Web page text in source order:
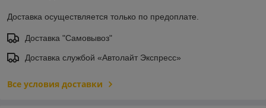
Доставка осуществляется только по предоплате.
Доставка "Самовывоз"
Доставка службой «Автолайт Экспресс»
Все условия доставки